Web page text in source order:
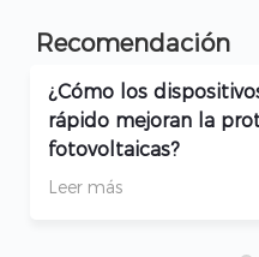
Recomendación
¿Cómo los
rápido mejoran la
fotovoltaicas?
Leer más